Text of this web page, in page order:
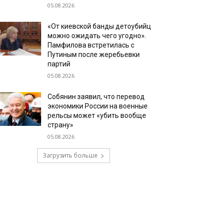
05.08.2026
«От киевской банды детоубийц
можно ожидать чего угодно».
Памфилова встретилась с
Путиным после жеребьевки
партий
05.08.2026
Собянин заявил, что перевод
экономики России на военные
рельсы может «убить вообще
страну»
05.08.2026
Загрузить больше